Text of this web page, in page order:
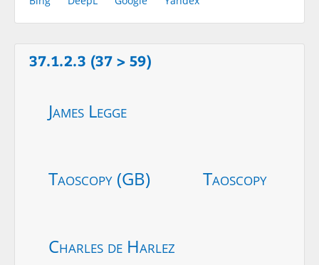
37.1.2.3 (37 > 59)
James Legge
Taoscopy (GB) Taoscopy
Charles de Harlez